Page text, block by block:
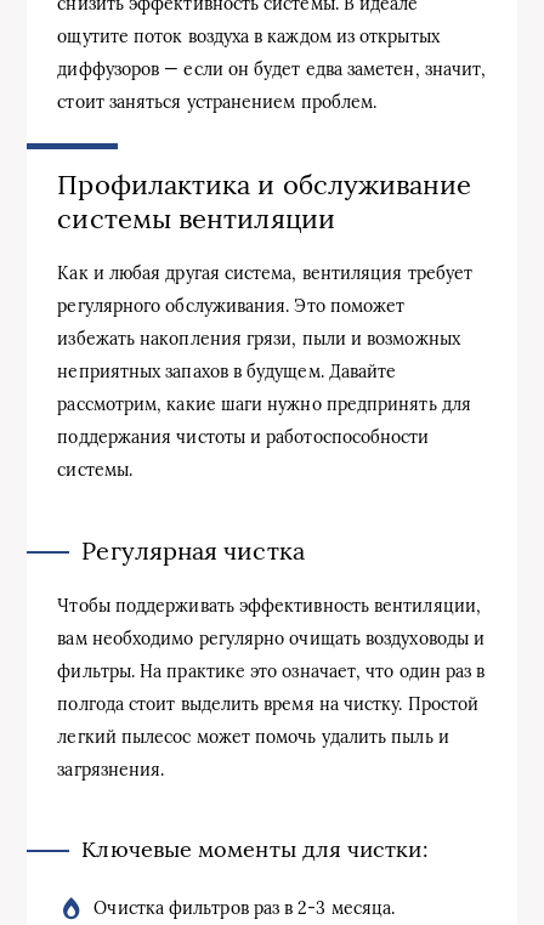
ощутите поток воздуха в каждом из открытых
диффузоров — если он будет едва заметен, значит,
стоит заняться устранением проблем.
Профилактика и обслуживание
системы вентиляции
Как и любая другая система, вентиляция требует
регулярного обслуживания. Это поможет
избежать накопления грязи, пыли и возможных
неприятных запахов в будущем. Давайте
рассмотрим, какие шаги нужно предпринять для
поддержания чистоты и работоспособности
системы.
Регулярная чистка
Чтобы поддерживать эффективность вентиляции,
вам необходимо регулярно очищать воздуховоды и
фильтры. На практике это означает, что один раз в
полгода стоит выделить время на чистку. Простой
легкий пылесос может помочь удалить пыль и
загрязнения.
Ключевые моменты для чистки:
Очистка фильтров раз в 2-3 месяца.